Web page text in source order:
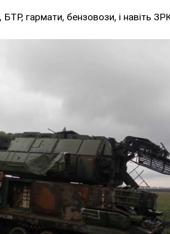
гармати, бензовози, і навіть